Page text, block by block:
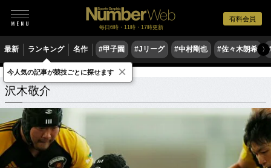
有料会員
毎日6時・11時・17時更新
最新 ランキング 名作 #甲子園 #Jリーグ #中村剛也 #佐々木朗希 〉
沢木敬介 関連記事
沢木敬介
今人気の記事が競技ごとに探せます ×